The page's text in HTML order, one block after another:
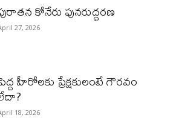
కోనేరు పున‌రుద్ధ‌ర‌ణ
27, 2026
హీరోల‌కు ప్రేక్ష‌కులంటే గౌర‌వం
18, 2026